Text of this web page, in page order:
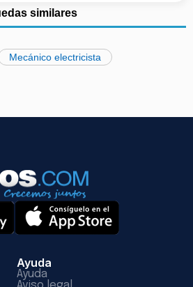
similares
Mecánico electricista
Ayuda
Ayuda